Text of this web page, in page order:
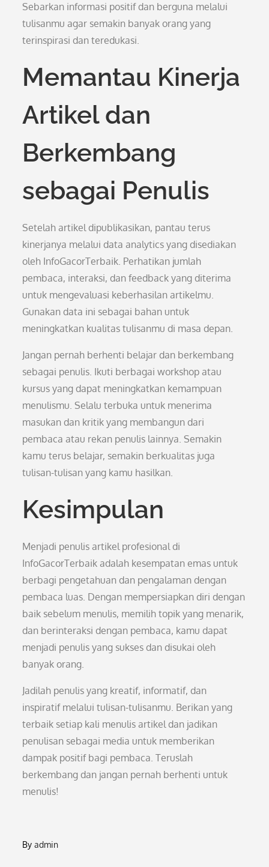
Sebarkan informasi positif dan berguna melalui
tulisanmu agar semakin banyak orang yang
terinspirasi dan teredukasi.
Memantau Kinerja
Artikel dan
Berkembang
sebagai Penulis
Setelah artikel dipublikasikan, pantau terus
kinerjanya melalui data analytics yang disediakan
oleh InfoGacorTerbaik. Perhatikan jumlah
pembaca, interaksi, dan feedback yang diterima
untuk mengevaluasi keberhasilan artikelmu.
Gunakan data ini sebagai bahan untuk
meningkatkan kualitas tulisanmu di masa depan.
Jangan pernah berhenti belajar dan berkembang
sebagai penulis. Ikuti berbagai workshop atau
kursus yang dapat meningkatkan kemampuan
menulismu. Selalu terbuka untuk menerima
masukan dan kritik yang membangun dari
pembaca atau rekan penulis lainnya. Semakin
kamu terus belajar, semakin berkualitas juga
tulisan-tulisan yang kamu hasilkan.
Kesimpulan
Menjadi penulis artikel profesional di
InfoGacorTerbaik adalah kesempatan emas untuk
berbagi pengetahuan dan pengalaman dengan
pembaca luas. Dengan mempersiapkan diri dengan
baik sebelum menulis, memilih topik yang menarik,
dan berinteraksi dengan pembaca, kamu dapat
menjadi penulis yang sukses dan disukai oleh
banyak orang.
Jadilah penulis yang kreatif, informatif, dan
inspiratif melalui tulisan-tulisanmu. Berikan yang
terbaik setiap kali menulis artikel dan jadikan
penulisan sebagai media untuk memberikan
dampak positif bagi pembaca. Teruslah
berkembang dan jangan pernah berhenti untuk
menulis!
Byadmin